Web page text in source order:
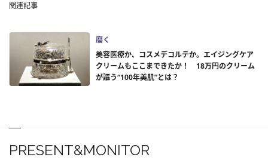
関連記事
磨く
美容医療か、コスメデコルテか。エイジングケア
クリームもここまできたか！ 18万円のクリーム
が謳う“100年美肌”とは？
PRESENT&MONITOR